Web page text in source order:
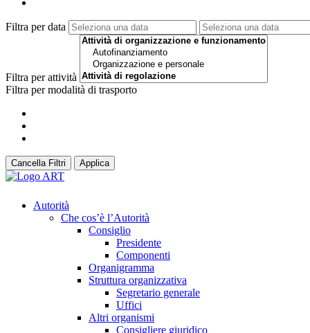
Filtra per data
Filtra per attività
Filtra per modalità di trasporto
Cancella Filtri Applica
Autorità
Che cos’è l’Autorità
Consiglio
Presidente
Componenti
Organigramma
Struttura organizzativa
Segretario generale
Uffici
Altri organismi
Consigliere giuridico